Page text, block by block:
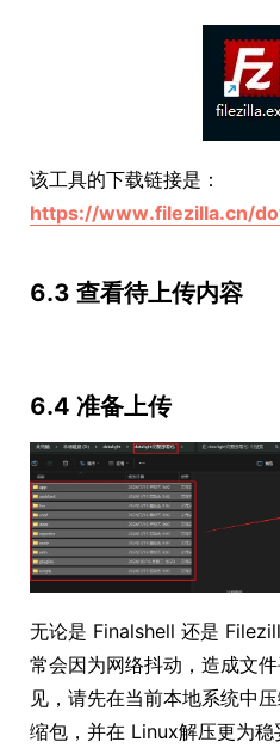
该工具的下载链接是：
https://www.filezilla.cn/
6.3 查看待上传内容
6.4 准备上传
无论是 Finalshell 还是
常会因为网络抖动，造成文
见，请先在当前本地系统中
缩包，并在 Linux解压更为稳